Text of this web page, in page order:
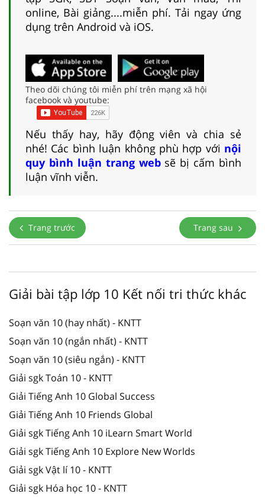
online, Bài giảng....miễn phí. Tải ngay ứng
dụng trên Android và iOS.
Theo dõi chúng tôi miễn phí trên mạng xã hội
facebook và youtube:
Nếu thấy hay, hãy động viên và chia sẻ
nhé! Các bình luận không phù hợp với nội
quy bình luận trang websẽ bị cấm bình
luận vĩnh viễn.
Trang trước Trang sau
Giải bài tập lớp 10 Kết nối tri thức khác
Soạn văn 10 (hay nhất) - KNTT
Soạn văn 10 (ngắn nhất) - KNTT
Soạn văn 10 (siêu ngắn) - KNTT
Giải sgk Toán 10 - KNTT
Giải Tiếng Anh 10 Global Success
Giải Tiếng Anh 10 Friends Global
Giải sgk Tiếng Anh 10 iLearn Smart World
Giải sgk Tiếng Anh 10 Explore New Worlds
Giải sgk Vật lí 10 - KNTT
Giải sgk Hóa học 10 - KNTT